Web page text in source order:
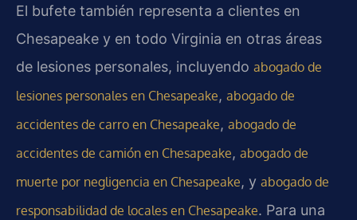
El bufete también representa a clientes en
Chesapeake y en todo Virginia en otras áreas
de lesiones personales, incluyendo abogado de
lesiones personales en Chesapeake, abogado de
accidentes de carro en Chesapeake, abogado de
accidentes de camión en Chesapeake, abogado de
muerte por negligencia en Chesapeake, y abogado de
responsabilidad de locales en Chesapeake. Para una